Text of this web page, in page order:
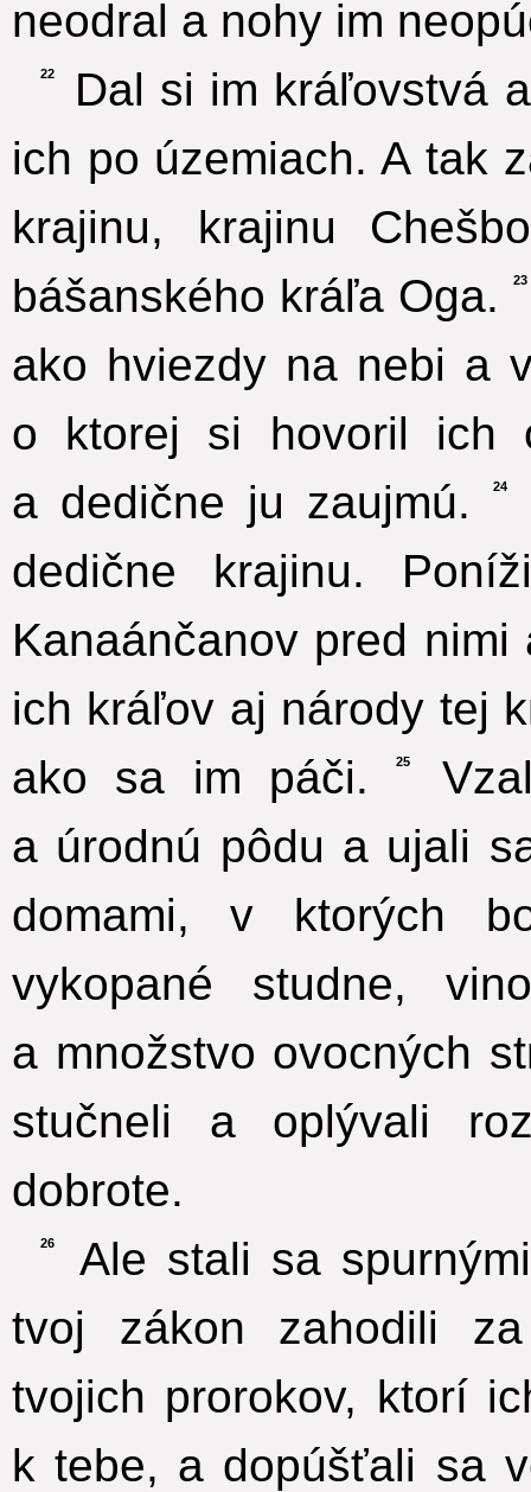
neodral a nohy im
22
Dal si im kráľovstvá
ich po územiach. A tak
krajinu, krajinu
bášanského kráľa Oga.
23
ako hviezdy na nebi a
o ktorej si hovoril ich
a dedične ju zaujmú.
24
dedične krajinu.
Kanaánčanov pred
ich kráľov aj národy tej
ako sa im páči.
25
a úrodnú pôdu a ujali
domami, v ktorých
vykopané studne,
a množstvo ovocných
stučneli a oplývali
dobrote.
26
Ale stali sa
tvoj zákon zahodili
tvojich prorokov, ktorí
k tebe, a dopúšťali sa